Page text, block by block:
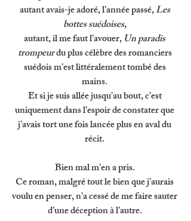
autant avais-je adoré, l’année passé, Les
bottes suédoises,
autant, il me faut l’avouer, Un paradis
trompeur du plus célèbre des romanciers
suédois m’est littéralement tombé des
mains.
Et si je suis allée jusqu’au bout, c’est
uniquement dans l’espoir de constater que
j’avais tort une fois lancée plus en aval du
récit.
Bien mal m’en a pris.
Ce roman, malgré tout le bien que j’aurais
voulu en penser, n’a cessé de me faire sauter
d’une déception à l’autre.